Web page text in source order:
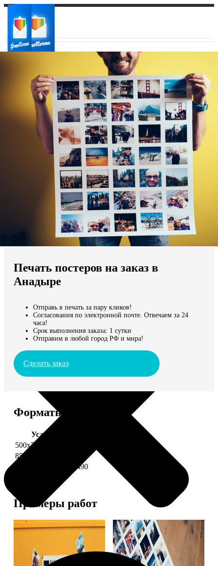
Ваш город:
Ваш регион доставки
Выберите из списка:
Мы доставляем по всему миру
Продолжить без города
Печать постеров на заказ в
Анадыре
Отправь в печать за пару кликов!
Согласования по электронной почте. Отвечаем за 24
часа!
Срок выполнения заказа: 1 сутки
Отправим в любой город РФ и мира!
Сделать заказ
Форматы и цены
Услуга
500х700 глянец
850х600 глянец
5490
Примеры работ